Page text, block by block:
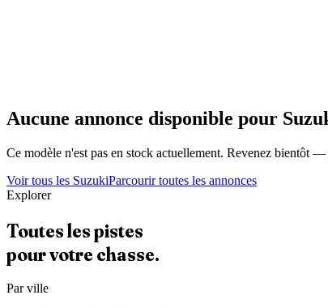
Aucune annonce disponible pour
Ce modèle n'est pas en stock actuellement. Revenez bientôt
Voir tous les SuzukiParcourir toutes les annonces
Explorer
Toutes les pistes
pour votre chasse.
Par ville